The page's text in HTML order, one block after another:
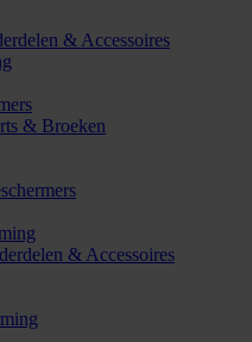
& Accessoires
& Broeken
& Accessoires